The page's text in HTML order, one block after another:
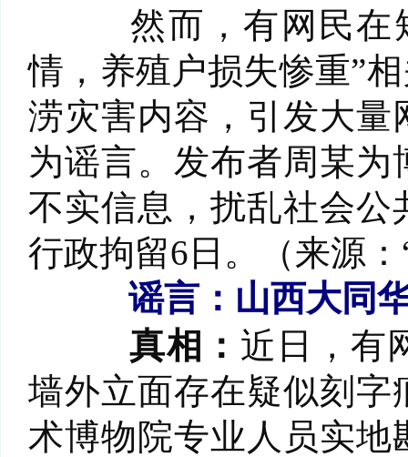
然而，有网民在
情，养殖户损失惨重”
涝灾害内容，引发大
为谣言。发布者周某
不实信息，扰乱社会
行政拘留6日。（来源
谣言：山西大同
真相： 近日，有
墙外立面存在疑似刻
术博物院专业人员实